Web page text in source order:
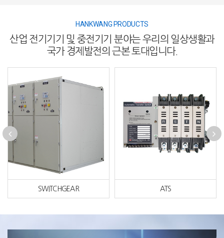
HANKWANG PRODUCTS
산업 전기기기 및 중전기기 분야는우리의 일상생활과
국가 경제발전의 근본 토대입니다.
SWITCHGEAR ATS